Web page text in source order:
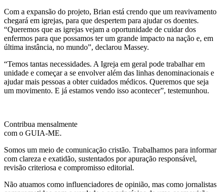
Com a expansão do projeto, Brian está crendo que um reavivamento
chegará em igrejas, para que despertem para ajudar os doentes.
“Queremos que as igrejas vejam a oportunidade de cuidar dos
enfermos para que possamos ter um grande impacto na nação e, em
última instância, no mundo”, declarou Massey.
“Temos tantas necessidades. A Igreja em geral pode trabalhar em
unidade e começar a se envolver além das linhas denominacionais e
ajudar mais pessoas a obter cuidados médicos. Queremos que seja
um movimento. E já estamos vendo isso acontecer”, testemunhou.
Contribua mensalmente
com o GUIA-ME.
Somos um meio de comunicação cristão. Trabalhamos para informar
com clareza e exatidão, sustentados por apuração responsável,
revisão criteriosa e compromisso editorial.
Não atuamos como influenciadores de opinião, mas como jornalistas